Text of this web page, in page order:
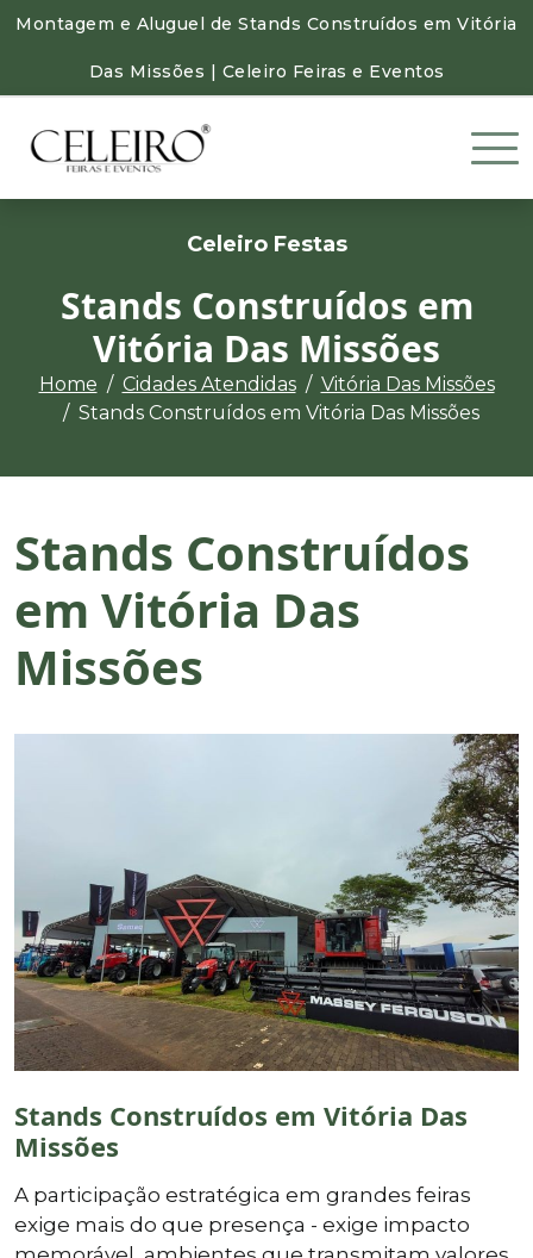
Montagem e Aluguel de Stands Construídos em Vitória
Das Missões | Celeiro Feiras e Eventos
Celeiro Festas
Stands Construídos em
Vitória Das Missões
Home Cidades Atendidas
Vitória Das Missões
Stands Construídos em Vitória Das Missões
Stands Construídos
em Vitória Das
Missões
Stands Construídos em Vitória Das
Missões
A participação estratégica em grandes feiras
exige mais do que presença - exige impacto